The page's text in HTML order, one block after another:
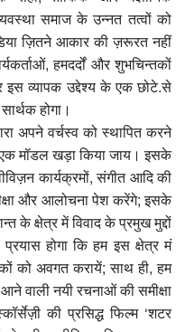
समाज के उन्नत तत्वों को
ज़ितने आकार की ज़रूरत नहीं
हमदर्दों और शुभचिन्तकों
इस व्यापक उद्देश्य के एक छोटे.से
होगा।
अपने वर्चस्व को स्थापित करने
मॉडल खड़ा किया जाय। इसके
कार्यक्रमों, संगीत आदि की
और आलोचना पेश करेंगे; इसके
के क्षेत्र में विवाद के प्रमुख मुद्दों
प्रयास होगा कि हम इस क्षेत्र मं
को अवगत करायें; साथ ही, हम
आने वाली नयी रचनाओं की समीक्षा
की प्रसिद्ध फिल्म ‘शटर